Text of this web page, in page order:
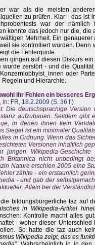
war als die meisten
zu prüfen. Klar - das ist
war der
konnte das jedoch nur die,
Mehrheit. Ein
sie kontrolliert wurden.
die Fehlerquote.
gingen auf diesen Diskurs
zerstört - und die
oder
Regeln und Hierarchie.
ihr Fehlen ein besseres
in: FR, 18.2.2009 (S. 36 f.)
Die deutschsprachige
aufzubauen. Seitdem gibt
in denen ihnen kein
Siegel ist ein minimaler
in Ordnung. Wenn das
Versionen inhaltlich
jungen Wikipedia-
Britannica nicht unbedingt
Nature erschien 2005 eine
zählte - ein erstaunlich
- und gab der
Allein bei der
bildungsbürgerliche taz auf
in Wikipedia-Artikel
Kontrolle macht alles
- woher dieser
So hatte die taz auch
Wikipedia zeigt, das es